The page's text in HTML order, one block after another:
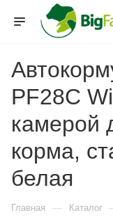
PF28C
камерой
корма,
белая
Главная — Каталог